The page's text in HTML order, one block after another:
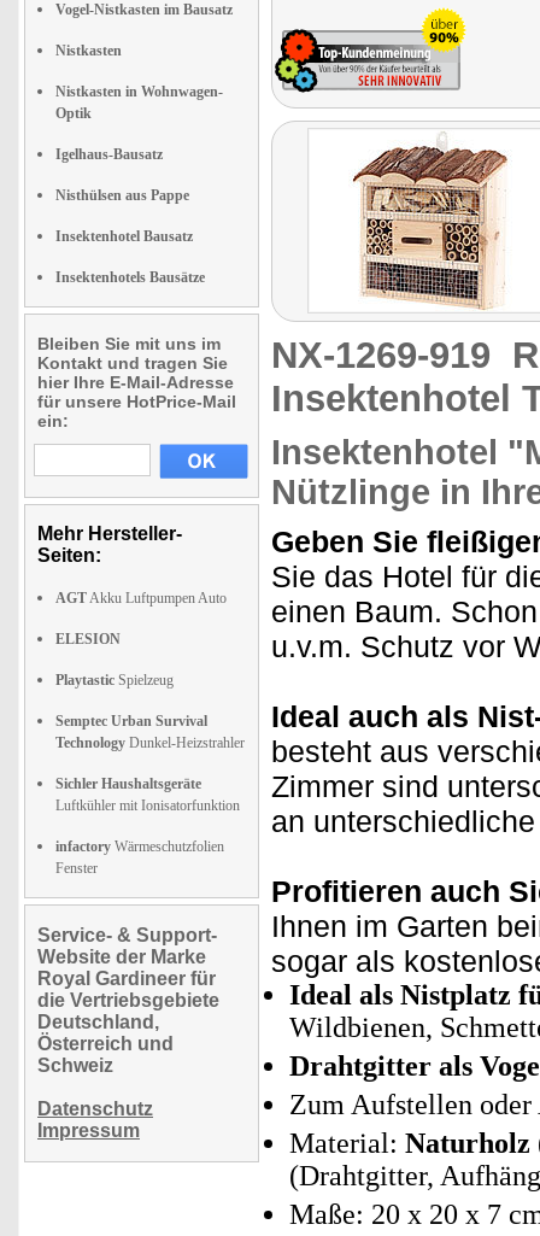
Vogel-Nistkasten im Bausatz
Nistkasten
Nistkasten in Wohnwagen-
Optik
Igelhaus-Bausatz
Nisthülsen aus Pappe
Insektenhotel Bausatz
Insektenhotels Bausätze
Bleiben Sie mit uns im
Kontakt und tragen Sie
hier Ihre E-Mail-Adresse
für unsere HotPrice-Mail
ein:
Mehr Hersteller-
Seiten:
AGTAkku Luftpumpen Auto
ELESION
Playtastic Spielzeug
Semptec Urban Survival
Technology Dunkel-Heizstrahler
Sichler Haushaltsgeräte
Luftkühler mit Ionisatorfunktion
infactory Wärmeschutzfolien
Fenster
Service- & Support-
Website der Marke
Royal Gardineer für
die Vertriebsgebiete
Deutschland,
Österreich und
Schweiz
Datenschutz
Impressum
NX-1269-919
Insektenhotel
Insektenhotel
Nützlinge in
Geben Sie
Sie das Hotel für
einen Baum.
u.v.m. Schutz vor
Ideal auch als
besteht aus
Zimmer sind
an
Profitieren auch
Ihnen im Garten
sogar als
Ideal als Nistplatz
Wildbienen,
Drahtgitter als
Zum Aufstellen oder
Material: Naturholz
(Drahtgitter,
Maße: 20 x 20 x 7